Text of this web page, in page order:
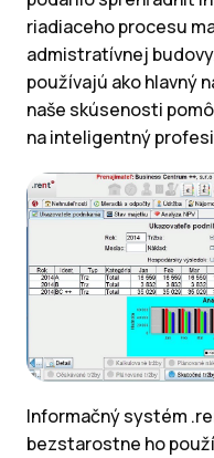
riadiaceho procesu
admistratívnej
používajú ako hlavný
naše skúsenosti
na inteligentný
Informačný systém
bezstarostne ho